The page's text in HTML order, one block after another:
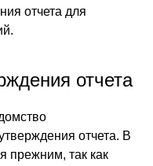
отчета для
отчета
отчета. В
прежним, так как